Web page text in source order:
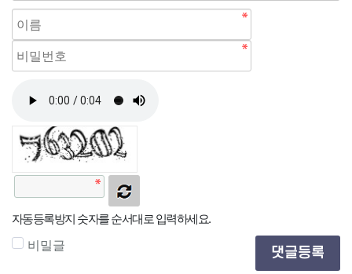
자동등록방지 숫자를 순서대로 입력하세요.
비밀글 댓글등록